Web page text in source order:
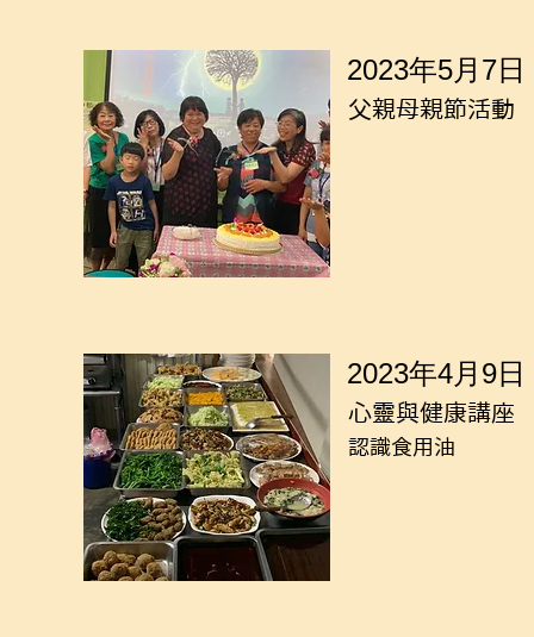
2023年5月7日
父親母親節活動
2023年4月9日
心靈與健康講座
認識食用油